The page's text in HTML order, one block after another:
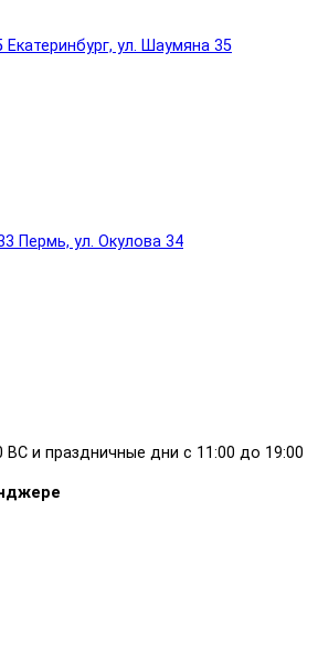
Екатеринбург, ул. Шаумяна 35
Пермь, ул. Окулова 34
ВС и праздничные дни с 11:00 до 19:00